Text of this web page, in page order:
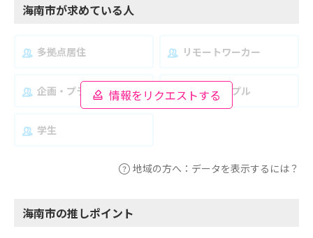
海南市が求めている人
情報をリクエストする
多拠点居住 リモートワーカー
企画・プランナー 夫婦・カップル
学生
地域の方へ：データを表示するには？
海南市の推しポイント